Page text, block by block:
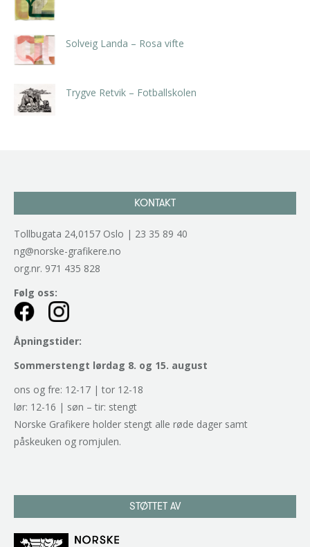
Solveig Landa – Rosa vifte
Trygve Retvik – Fotballskolen
KONTAKT
Tollbugata 24,0157 Oslo | 23 35 89 40
ng@norske-grafikere.no
org.nr. 971 435 828
Følg oss:
Åpningstider:
Sommerstengt lørdag 8. og 15. august
ons og fre: 12-17 | tor 12-18
lør: 12-16 | søn – tir: stengt
Norske Grafikere holder stengt alle røde dager samt
påskeuken og romjulen.
STØTTET AV